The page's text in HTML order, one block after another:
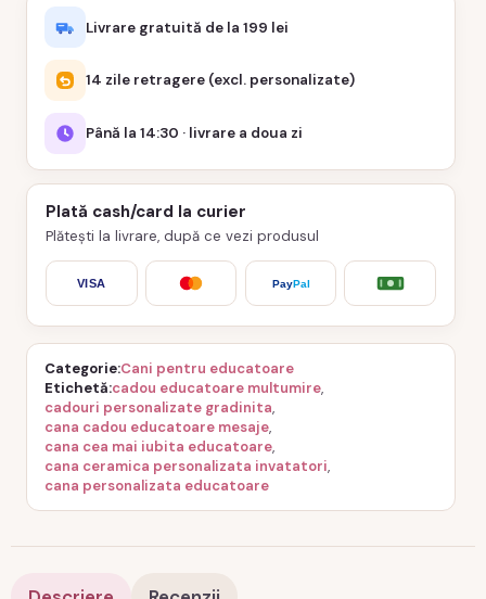
Livrare gratuită de la 199 lei
14 zile retragere (excl. personalizate)
Până la 14:30 · livrare a doua zi
Plată cash/card la curier
Plătești la livrare, după ce vezi produsul
VISA PayPal
Categorie Cani pentru educatoare
Etichetă cadou educatoare multumire,
cadouri personalizate gradinita,
cana cadou educatoare mesaje,
cana cea mai iubita educatoare,
cana ceramica personalizata invatatori,
cana personalizata educatoare